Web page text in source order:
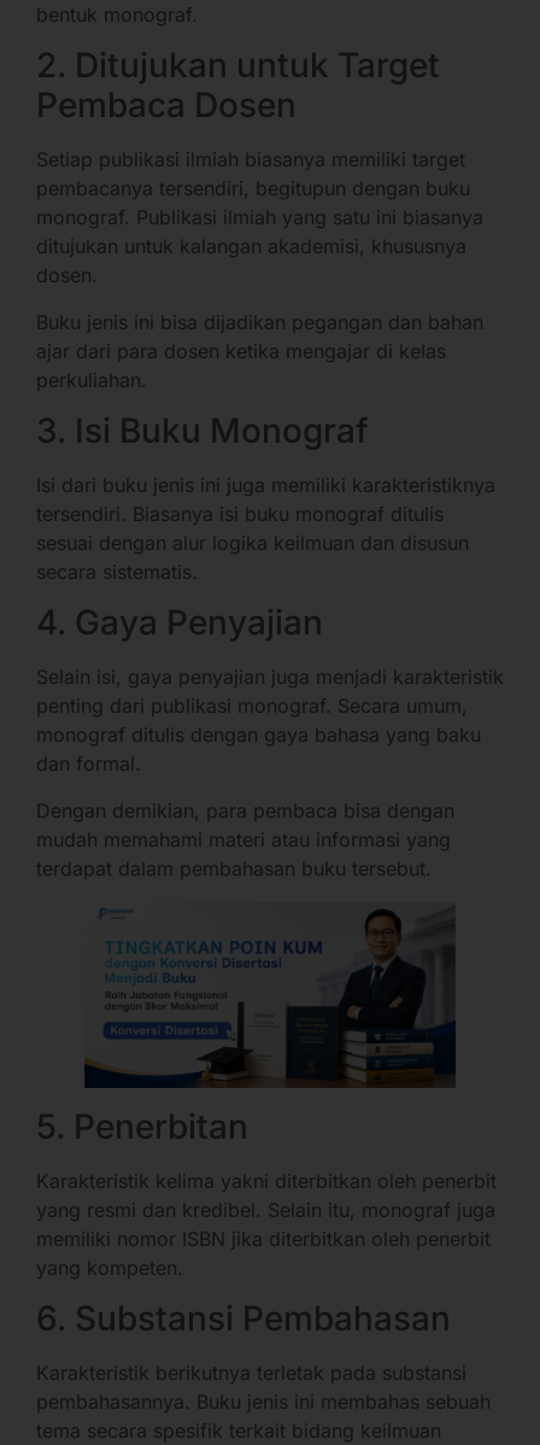
bentuk monograf.
2. Ditujukan untuk Target
Pembaca Dosen
Setiap publikasi ilmiah biasanya memiliki target
pembacanya tersendiri, begitupun dengan buku
monograf. Publikasi ilmiah yang satu ini biasanya
ditujukan untuk kalangan akademisi, khususnya
dosen.
Buku jenis ini bisa dijadikan pegangan dan bahan
ajar dari para dosen ketika mengajar di kelas
perkuliahan.
3. Isi Buku Monograf
Isi dari buku jenis ini juga memiliki karakteristiknya
tersendiri. Biasanya isi buku monograf ditulis
sesuai dengan alur logika keilmuan dan disusun
secara sistematis.
4. Gaya Penyajian
Selain isi, gaya penyajian juga menjadi karakteristik
penting dari publikasi monograf. Secara umum,
monograf ditulis dengan gaya bahasa yang baku
dan formal.
Dengan demikian, para pembaca bisa dengan
mudah memahami materi atau informasi yang
terdapat dalam pembahasan buku tersebut.
5. Penerbitan
Karakteristik kelima yakni diterbitkan oleh penerbit
yang resmi dan kredibel. Selain itu, monograf juga
memiliki nomor ISBN jika diterbitkan oleh penerbit
yang kompeten.
6. Substansi Pembahasan
Karakteristik berikutnya terletak pada substansi
pembahasannya. Buku jenis ini membahas sebuah
tema secara spesifik terkait bidang keilmuan